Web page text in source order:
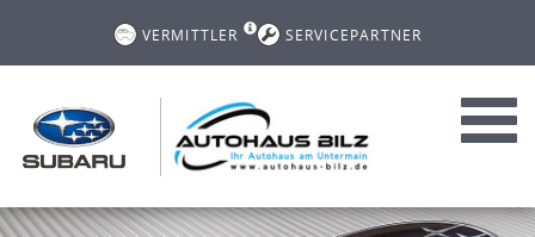
VERMITTLER SERVICEPARTNER